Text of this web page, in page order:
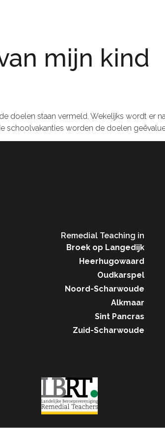
mijn kind
doelen staan vermeld. Wekelijks wordt er
worden de doelen
Remedial Teaching in​
Broek op Langedijk
Heerhugowaard
Oudkarspel
Noord-Scharwoude
Alkmaar
Sint Pancras
Zuid-Scharwoude